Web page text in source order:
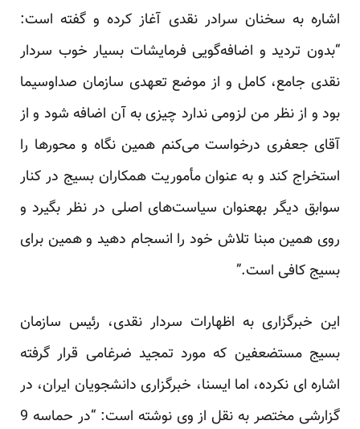
اشاره به سخنان سرادر نقدی آغاز کرده و گفته است:
“بدون تردید و اضافه‌گویی فرمایشات بسیار خوب سردار
نقدی جامع، کامل و از موضع تعهدی سازمان صداوسیما
بود و از نظر من لزومی ندارد چیزی به آن اضافه شود و از
آقای جعفری درخواست می‌کنم همین نگاه و محورها را
استخراج کند و به عنوان مأموریت همکاران بسیج در کنار
سوابق دیگر به‎عنوان سیاست‌های اصلی در نظر بگیرد و
روی همین مبنا تلاش خود را انسجام دهید و همین برای
بسیج کافی است.”
این خبرگزاری به اظهارات سردار نقدی، رئیس سازمان
بسیج مستضعفین که مورد تمجید ضرغامی قرار گرفته
اشاره ای نکرده، اما ایسنا، خبرگزاری دانشجویان ایران، در
گزارشی مختصر به نقل از وی نوشته است: “در حماسه 9